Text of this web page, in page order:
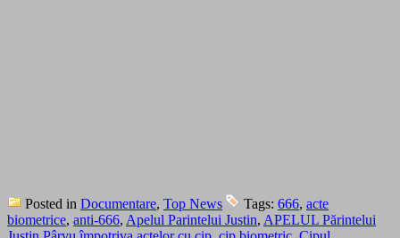
Posted in Documentare, Top News Tags: 666, acte
biometrice, anti-666, Apelul Parintelui Justin, APELUL Părintelui